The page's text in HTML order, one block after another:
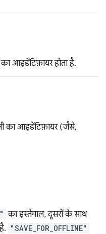
का आइडेंटिफ़ायर होता है.
का आइडेंटिफ़ायर (जैसे,
का इस्तेमाल, दूसरों के साथ
"SAVE_FOR_OFFLINE"